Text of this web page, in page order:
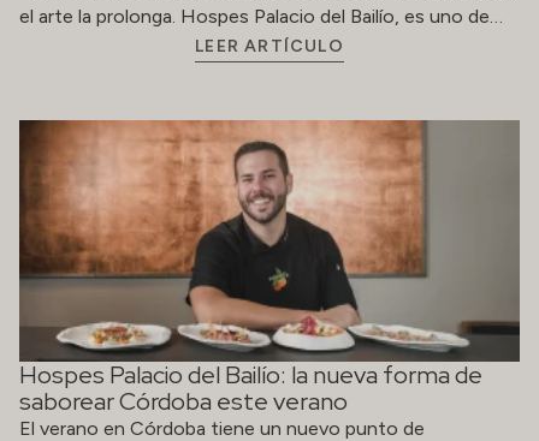
el arte la prolonga. Hospes Palacio del Bailío, es uno de…
LEER ARTÍCULO
Hospes Palacio del Bailío: la nueva forma de
saborear Córdoba este verano
El verano en Córdoba tiene un nuevo punto de